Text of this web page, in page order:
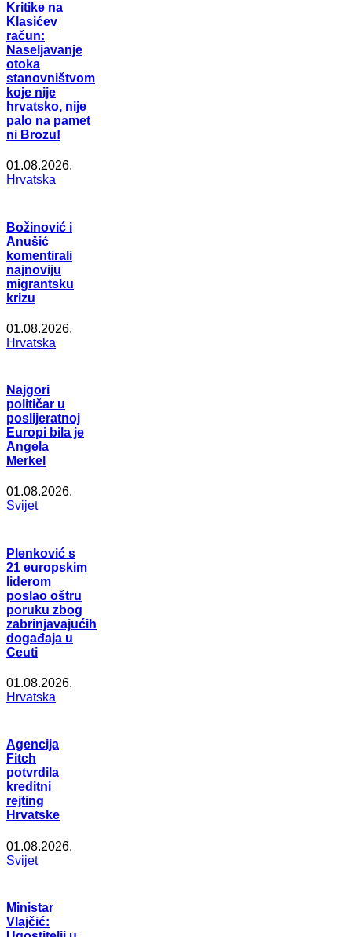
Kritike na
Klasićev
račun:
Naseljavanje
otoka
stanovništvom
koje nije
hrvatsko, nije
palo na pamet
ni Brozu!
01.08.2026.
Hrvatska
Božinović i
Anušić
komentirali
najnoviju
migrantsku
krizu
01.08.2026.
Hrvatska
Najgori
političar u
poslijeratnoj
Europi bila je
Angela
Merkel
01.08.2026.
Svijet
Plenković s
21 europskim
liderom
poslao oštru
poruku zbog
zabrinjavajućih
događaja u
Ceuti
01.08.2026.
Hrvatska
Agencija
Fitch
potvrdila
kreditni
rejting
Hrvatske
01.08.2026.
Svijet
Ministar
Vlajčić: